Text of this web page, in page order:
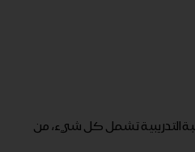
التدريبية تشمل كل شيء، من